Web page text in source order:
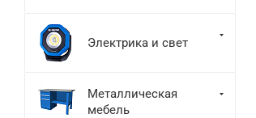
Электрика и свет
Металлическая
мебель